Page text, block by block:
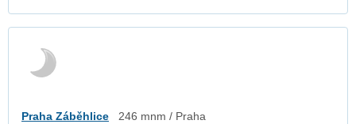
Praha Záběhlice 246 mnm / Praha